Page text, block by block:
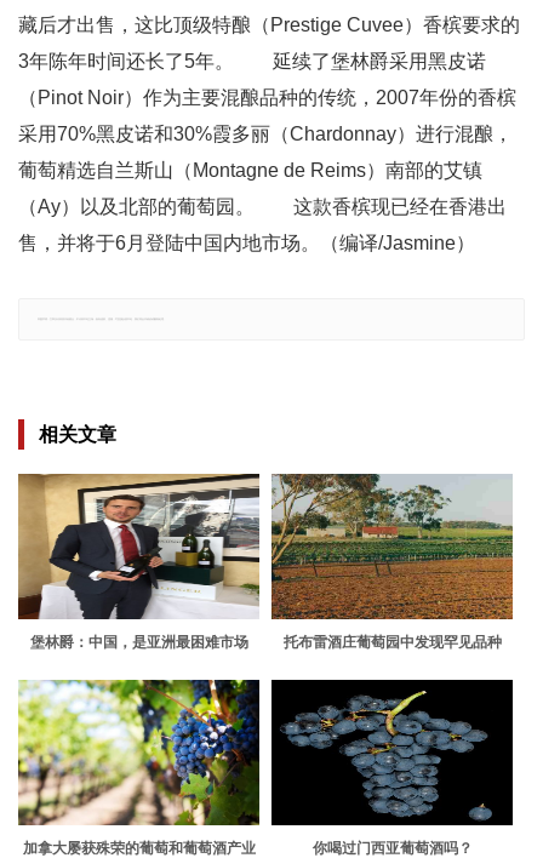
藏后才出售，这比顶级特酿（Prestige Cuvee）香槟要求的
3年陈年时间还长了5年。 延续了堡林爵采用黑皮诺
（Pinot Noir）作为主要混酿品种的传统，2007年份的香槟
采用70%黑皮诺和30%霞多丽（Chardonnay）进行混酿，
葡萄精选自兰斯山（Montagne de Reims）南部的艾镇
（Ay）以及北部的葡萄园。 这款香槟现已经在香港出
售，并将于6月登陆中国内地市场。（编译/Jasmine）
相关文章
堡林爵：中国，是亚洲最困难市场 托布雷酒庄葡萄园中发现罕见品种
加拿大屡获殊荣的葡萄和葡萄酒产业
你喝过门西亚葡萄酒吗？